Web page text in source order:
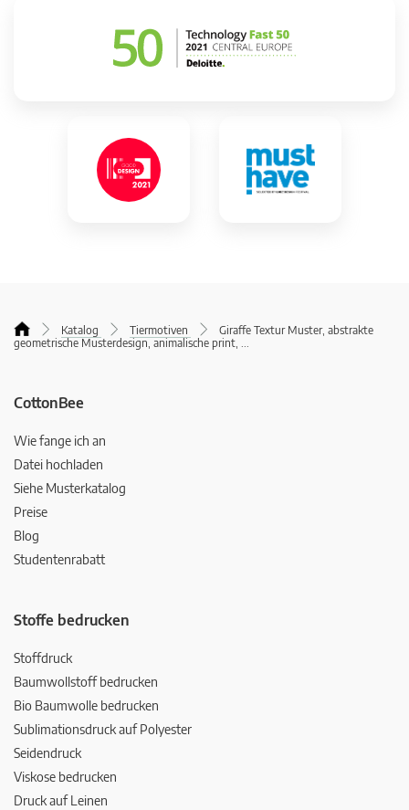
Katalog Tiermotiven
Giraffe Textur Muster, abstrakte
geometrische Musterdesign, animalische print, ...
CottonBee
Wie fange ich an
Datei hochladen
Siehe Musterkatalog
Preise
Blog
Studentenrabatt
Stoffe bedrucken
Stoffdruck
Baumwollstoff bedrucken
Bio Baumwolle bedrucken
Sublimationsdruck auf Polyester
Seidendruck
Viskose bedrucken
Druck auf Leinen